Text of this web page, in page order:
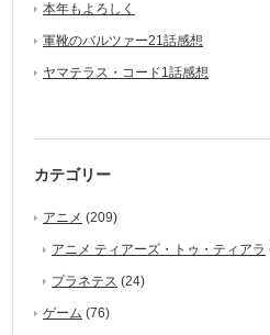
本年もよろしく
軍靴のバルツァー21話感想
ヤマテラス・コード1話感想
カテゴリー
アニメ (209)
アニメ ティアーズ・トゥ・ティアラ
プラネテス (24)
ゲーム (76)